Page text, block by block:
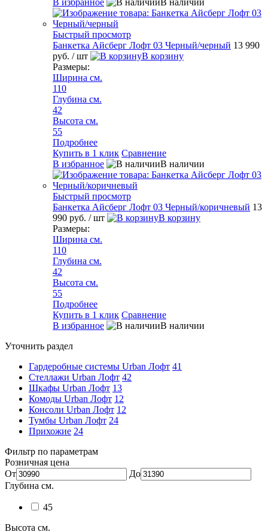
В избранное В наличии
Быстрый просмотр
Банкетка Айсберг Лофт 03 Черный/черный 13 990
руб. / шт
В корзину
Размеры:
Ширина см.
110
Глубина см.
42
Высота см.
55
Подробнее
Купить в 1 клик Сравнение
В избранное
В наличии
Быстрый просмотр
Банкетка Айсберг Лофт 03 Черный/коричневый 13
990 руб. / шт
В корзину
Размеры:
Ширина см.
110
Глубина см.
42
Высота см.
55
Подробнее
Купить в 1 клик Сравнение
В избранное
В наличии
Уточнить раздел
Гардеробные системы Urban Лофт 41
Стеллажи Urban Лофт 42
Шкафы Urban Лофт 13
Комоды Urban Лофт 12
Консоли Urban Лофт 12
Тумбы Urban Лофт 24
Прихожие 24
Фильтр по параметрам
Розничная цена
От
До
Глубина см.
45
Высота см.